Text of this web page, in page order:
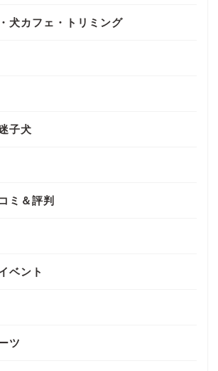
犬カフェ・トリミング
子犬
ミ＆評判
ベント
ツ